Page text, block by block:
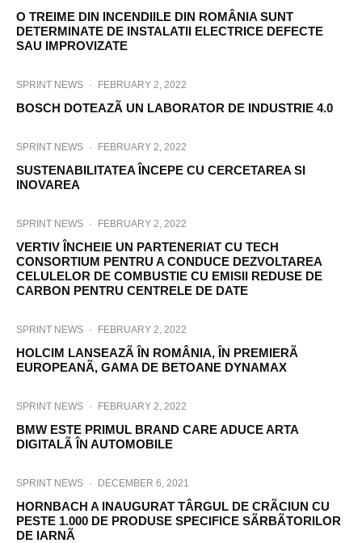
O TREIME DIN INCENDIILE DIN ROMÂNIA SUNT
DETERMINATE DE INSTALATII ELECTRICE DEFECTE
SAU IMPROVIZATE
SPRINT NEWS · FEBRUARY 2, 2022
BOSCH DOTEAZÃ UN LABORATOR DE INDUSTRIE 4.0
SPRINT NEWS · FEBRUARY 2, 2022
SUSTENABILITATEA ÎNCEPE CU CERCETAREA SI
INOVAREA
SPRINT NEWS · FEBRUARY 2, 2022
VERTIV ÎNCHEIE UN PARTENERIAT CU TECH
CONSORTIUM PENTRU A CONDUCE DEZVOLTAREA
CELULELOR DE COMBUSTIE CU EMISII REDUSE DE
CARBON PENTRU CENTRELE DE DATE
SPRINT NEWS · FEBRUARY 2, 2022
HOLCIM LANSEAZÃ ÎN ROMÂNIA, ÎN PREMIERÃ
EUROPEANÃ, GAMA DE BETOANE DYNAMAX
SPRINT NEWS · FEBRUARY 2, 2022
BMW ESTE PRIMUL BRAND CARE ADUCE ARTA
DIGITALÃ ÎN AUTOMOBILE
SPRINT NEWS · DECEMBER 6, 2021
HORNBACH A INAUGURAT TÂRGUL DE CRÃCIUN CU
PESTE 1.000 DE PRODUSE SPECIFICE SÃRBÃTORILOR
DE IARNÃ